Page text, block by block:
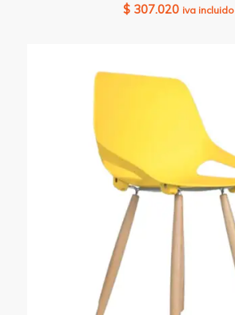
$ 307.020 iva incluido